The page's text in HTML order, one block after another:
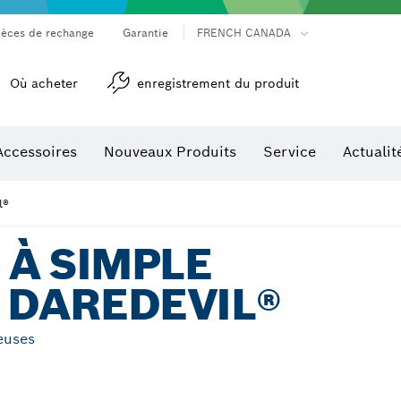
de rechange Garantie FRENCH CANADA
Où acheter enregistrement du produit
Nouveaux Produits Service
SIMPLE